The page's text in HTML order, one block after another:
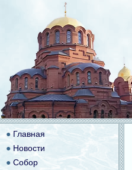
● Главная
● Новости
● Собор